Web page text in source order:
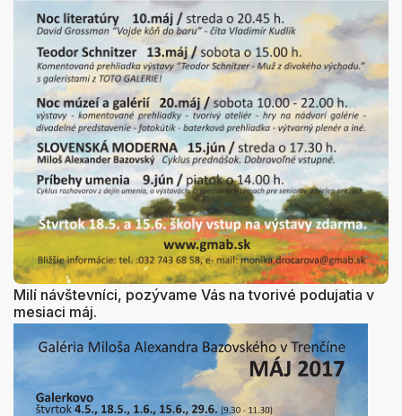
Milí návštevníci, pozývame Vás na tvorivé podujatia v
mesiaci máj.